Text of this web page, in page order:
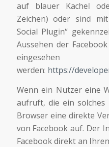
auf blauer Kachel
Zeichen) oder sind
Social Plugin“
Aussehen der
eingesehen
werden: https://
Wenn ein Nutzer eine
aufruft, die ein
Browser eine direkte
von Facebook auf. Der
Facebook direkt an